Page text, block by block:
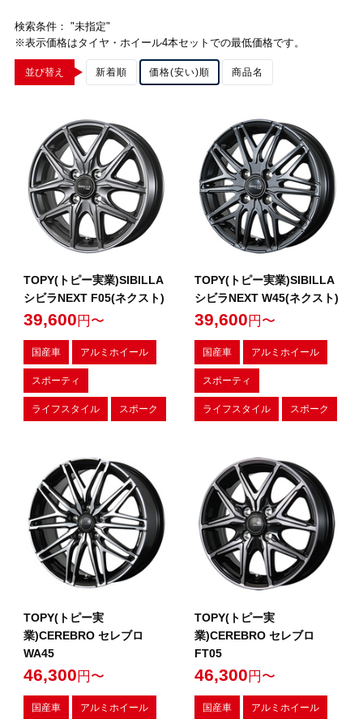
検索条件： "未指定"
※表示価格はタイヤ・ホイール4本セットでの最低価格です。
並び替え 新着順 価格(安い)順 商品名
TOPY(トピー実業)SIBILLA
シビラNEXT F05(ネクスト)
39,600 円〜
国産車 アルミホイール
スポーティ
ライフスタイル スポーク
TOPY(トピー実業)SIBILLA
シビラNEXT W45(ネクスト)
39,600 円〜
国産車 アルミホイール
スポーティ
ライフスタイル スポーク
TOPY(トピー実
業)CEREBRO セレブロ
WA45
46,300 円〜
国産車 アルミホイール
TOPY(トピー実
業)CEREBRO セレブロ
FT05
46,300 円〜
国産車 アルミホイール